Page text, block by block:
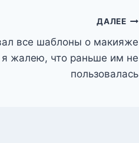
ДАЛЕЕ
все шаблоны о макияже
я жалею, что раньше им не
пользовалась